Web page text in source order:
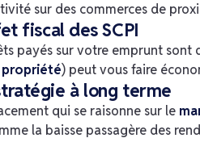
sur des commerces de
fiscal des SCPI
payés sur votre emprunt
propriété) peut vous faire
à long terme
qui se raisonne sur le
la baisse passagère des